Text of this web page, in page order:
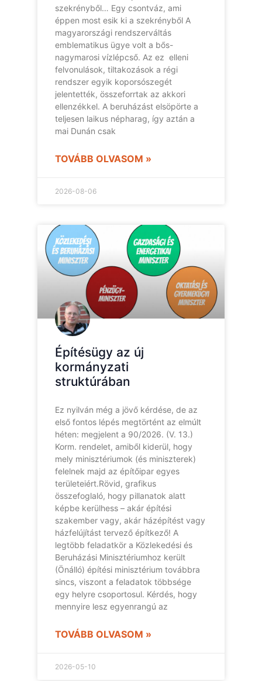
szekrényből… Egy csontváz, ami
éppen most esik ki a szekrényből A
magyarországi rendszerváltás
emblematikus ügye volt a bős-
nagymarosi vízlépcső. Az ez elleni
felvonulások, tiltakozások a régi
rendszer egyik koporsószegét
jelentették, összeforrtak az akkori
ellenzékkel. A beruházást elsöpörte a
teljesen laikus népharag, így aztán a
mai Dunán csak
TOVÁBB OLVASOM »
2026-08-06
Építésügy az új
kormányzati
struktúrában
Ez nyilván még a jövő kérdése, de az
első fontos lépés megtörtént az elmúlt
héten: megjelent a 90/2026. (V. 13.)
Korm. rendelet, amiből kiderül, hogy
mely minisztériumok (és miniszterek)
felelnek majd az építőipar egyes
területeiért.Rövid, grafikus
összefoglaló, hogy pillanatok alatt
képbe kerülhess – akár építési
szakember vagy, akár házépítést vagy
házfelújítást tervező építkező! A
legtöbb feladatkör a Közlekedési és
Beruházási Minisztériumhoz került
(Önálló) építési minisztérium továbbra
sincs, viszont a feladatok többsége
egy helyre csoportosul. Kérdés, hogy
mennyire lesz egyenrangú az
TOVÁBB OLVASOM »
2026-05-10